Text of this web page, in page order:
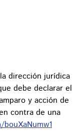
dirección jurídica
debe declarar el
y acción de
contra de una